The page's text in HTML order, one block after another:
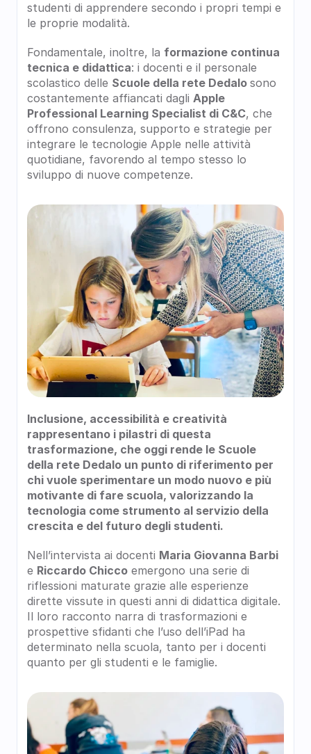
studenti di apprendere secondo i propri tempi e
le proprie modalità.
Fondamentale, inoltre, la formazione continua
tecnica e didattica: i docenti e il personale
scolastico delle Scuole della rete Dedalo sono
costantemente affiancati dagli Apple
Professional Learning Specialist di C&C, che
offrono consulenza, supporto e strategie per
integrare le tecnologie Apple nelle attività
quotidiane, favorendo al tempo stesso lo
sviluppo di nuove competenze.
Inclusione, accessibilità e creatività
rappresentano i pilastri di questa
trasformazione, che oggi rende le Scuole
della rete Dedalo un punto di riferimento per
chi vuole sperimentare un modo nuovo e più
motivante di fare scuola, valorizzando la
tecnologia come strumento al servizio della
crescita e del futuro degli studenti.
Nell’intervista ai docenti Maria Giovanna Barbi
e Riccardo Chicco emergono una serie di
riflessioni maturate grazie alle esperienze
dirette vissute in questi anni di didattica digitale.
Il loro racconto narra di trasformazioni e
prospettive sfidanti che l’uso dell’iPad ha
determinato nella scuola, tanto per i docenti
quanto per gli studenti e le famiglie.